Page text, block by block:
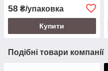
58 ₴/упаковка
Купити
Подібні товари компанії